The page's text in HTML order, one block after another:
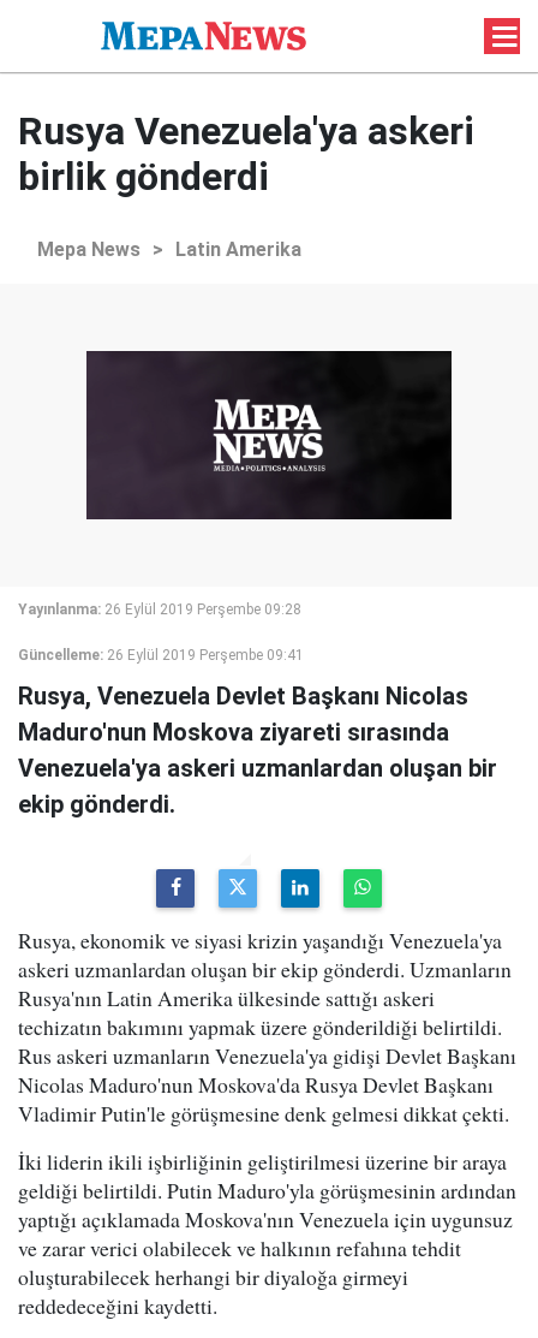
Rusya Venezuela'ya askeri
birlik gönderdi
Mepa News > Latin Amerika
Yayınlanma: 26 Eylül 2019 Perşembe 09:28
Güncelleme: 26 Eylül 2019 Perşembe 09:41
Rusya, Venezuela Devlet Başkanı Nicolas
Maduro'nun Moskova ziyareti sırasında
Venezuela'ya askeri uzmanlardan oluşan bir
ekip gönderdi.
Rusya, ekonomik ve siyasi krizin yaşandığı Venezuela'ya
askeri uzmanlardan oluşan bir ekip gönderdi. Uzmanların
Rusya'nın Latin Amerika ülkesinde sattığı askeri
techizatın bakımını yapmak üzere gönderildiği belirtildi.
Rus askeri uzmanların Venezuela'ya gidişi Devlet Başkanı
Nicolas Maduro'nun Moskova'da Rusya Devlet Başkanı
Vladimir Putin'le görüşmesine denk gelmesi dikkat çekti.
İki liderin ikili işbirliğinin geliştirilmesi üzerine bir araya
geldiği belirtildi. Putin Maduro'yla görüşmesinin ardından
yaptığı açıklamada Moskova'nın Venezuela için uygunsuz
ve zarar verici olabilecek ve halkının refahına tehdit
oluşturabilecek herhangi bir diyaloğa girmeyi
reddedeceğini kaydetti.